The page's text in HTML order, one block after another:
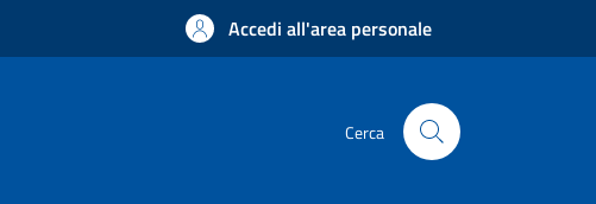
Accedi all'area personale
Cerca